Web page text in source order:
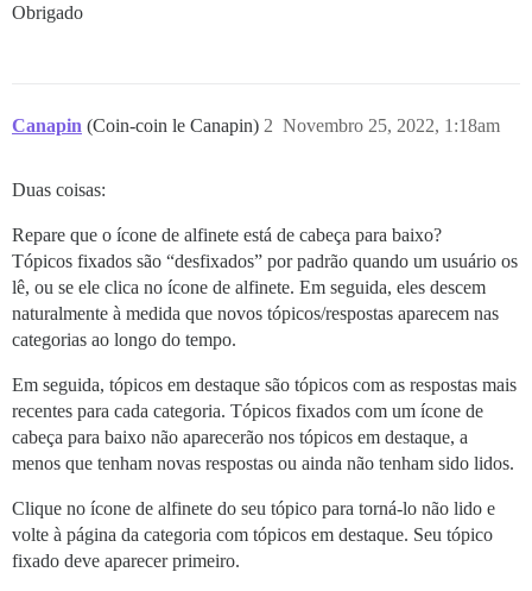
Obrigado
Canapin (Coin-coin le Canapin) Novembro 25, 2022, 1:18am
2
Duas coisas:
Repare que o ícone de alfinete está de cabeça para baixo?
Tópicos fixados são “desfixados” por padrão quando um usuário os
lê, ou se ele clica no ícone de alfinete. Em seguida, eles descem
naturalmente à medida que novos tópicos/respostas aparecem nas
categorias ao longo do tempo.
Em seguida, tópicos em destaque são tópicos com as respostas mais
recentes para cada categoria. Tópicos fixados com um ícone de
cabeça para baixo não aparecerão nos tópicos em destaque, a
menos que tenham novas respostas ou ainda não tenham sido lidos.
Clique no ícone de alfinete do seu tópico para torná-lo não lido e
volte à página da categoria com tópicos em destaque. Seu tópico
fixado deve aparecer primeiro.